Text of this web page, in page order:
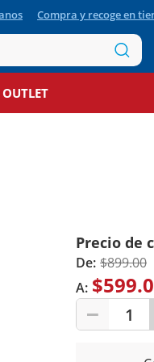
Compra y recoge en
OUTLET
Precio de
De: $899.00
A:
1